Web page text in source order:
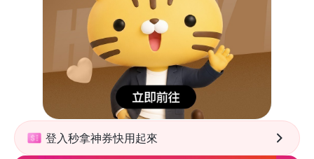
登入秒拿神券快用起來